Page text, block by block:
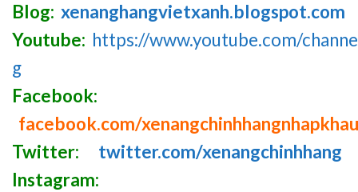
Blog: xenanghangvietxanh.blogspot.com
Youtube: https://www.youtube.com/
g
Facebook:
facebook.com/xenangchinhhangnhapkhau
Twitter:
twitter.com/xenangchinhhang
Instagram: